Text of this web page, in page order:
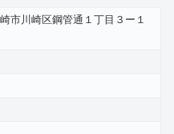
市川崎区鋼管通１丁目３ー１